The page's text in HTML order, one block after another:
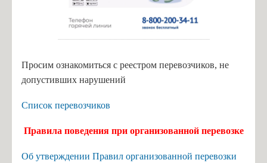
Просим ознакомиться с реестром перевозчиков, не
допустивших нарушений
Список перевозчиков
Правила поведения при организованной перевозке
Об утверждении Правил организованной перевозки